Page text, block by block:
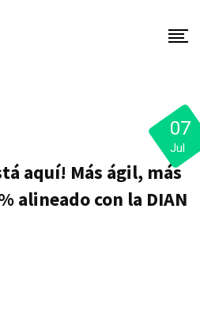
aquí! Más ágil, más
alineado con la DIAN
07
Jul